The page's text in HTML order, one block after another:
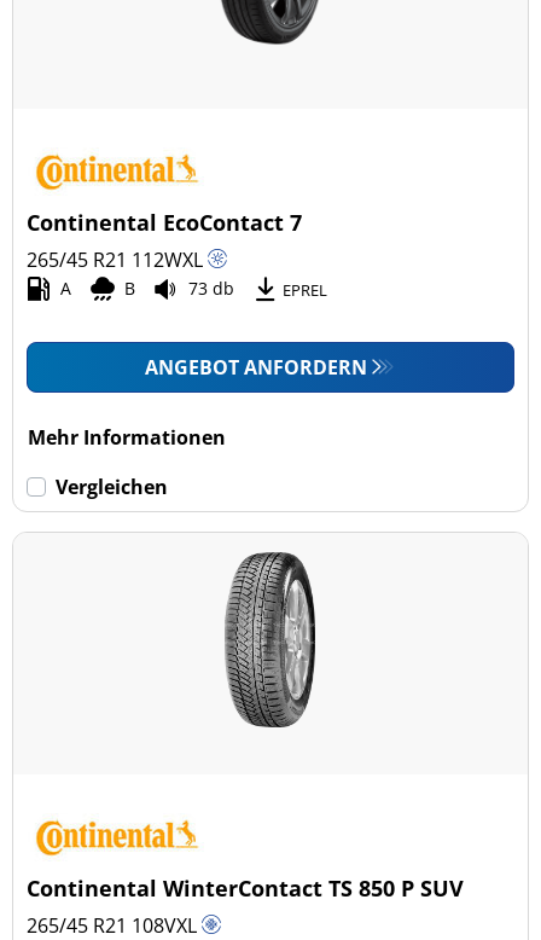
Continental EcoContact 7
265/45 R21 112WXL
A B 73 db EPREL
ANGEBOT ANFORDERN
Mehr Informationen
Vergleichen
Continental WinterContact TS 850 P SUV
265/45 R21 108VXL